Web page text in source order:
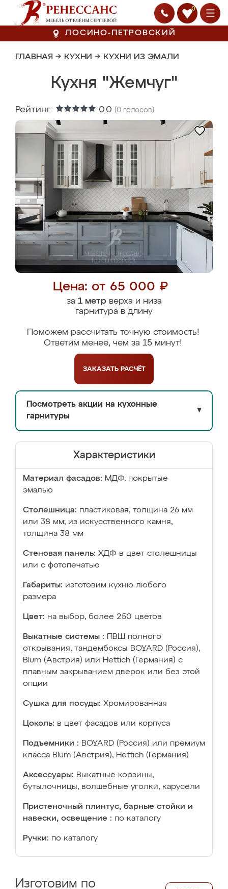
0
ЛОСИНО-ПЕТРОВСКИЙ
ГЛАВНАЯ → КУХНИ → КУХНИ ИЗ ЭМАЛИ
Кухня "Жемчуг"
Рейтинг: 0.0 (0 голосов)
Цена: от 65 000 ₽
за 1 метрверха и низа
гарнитура в длину
Поможем рассчитать точную стоимость!
Ответим менее, чем за 15 минут!
ЗАКАЗАТЬ РАСЧЁТ
Посмотреть акции на кухонные
гарнитуры
▼
Характеристики
Материал фасадов: МДФ, покрытые
эмалью
Столешница: пластиковая, толщина 26 мм
или 38 мм; из искусственного камня,
толщина 38 мм
Стеновая панель: ХДФ в цвет столешницы
или с фотопечатью
Габариты: изготовим кухню любого
размера
Цвет: на выбор, более 250 цветов
Выкатные системы :
ПВШ полного
открывания, тандембоксы BOYARD (Россия),
Blum (Австрия) или Hettich (Германия) с
плавным закрыванием дверок или без этой
опции
Сушка для посуды: Хромированная
Цоколь: в цвет фасадов или корпуса
Подъемники : BOYARD (Россия) или премиум
класса Blum (Австрия), Hettich (Германия)
Аксессуары: Выкатные корзины,
бутылочницы, волшебные уголки, карусели
Пристеночный плинтус, барные стойки и
навески, освещение : по каталогу
Ручки: по каталогу
Изготовим по